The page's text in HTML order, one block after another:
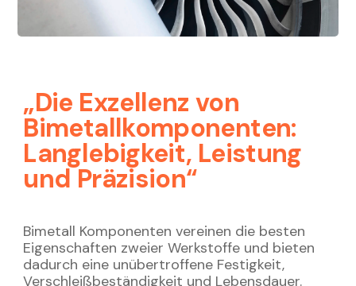
„Die Exzellenz von
Bimetallkomponenten:
Langlebigkeit, Leistung
und Präzision“
Bimetall Komponenten vereinen die besten
Eigenschaften zweier Werkstoffe und bieten
dadurch eine unübertroffene Festigkeit,
Verschleißbeständigkeit und Lebensdauer.